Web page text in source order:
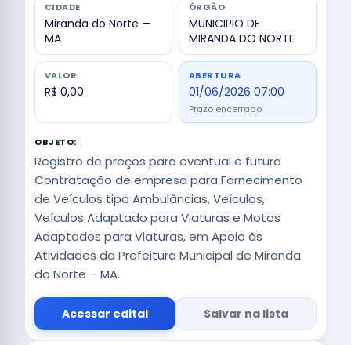
CIDADE
Miranda do Norte —
MA
ÓRGÃO
MUNICIPIO DE
MIRANDA DO NORTE
VALOR
R$ 0,00
ABERTURA
01/06/2026 07:00
Prazo encerrado
OBJETO:
Registro de preços para eventual e futura
Contratação de empresa para Fornecimento
de Veículos tipo Ambulâncias, Veículos,
Veículos Adaptado para Viaturas e Motos
Adaptados para Viaturas, em Apoio às
Atividades da Prefeitura Municipal de Miranda
do Norte – MA.
Acessar edital Salvar na lista